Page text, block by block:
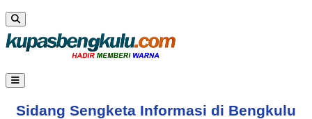
Sidang Sengketa Informasi di Bengkulu